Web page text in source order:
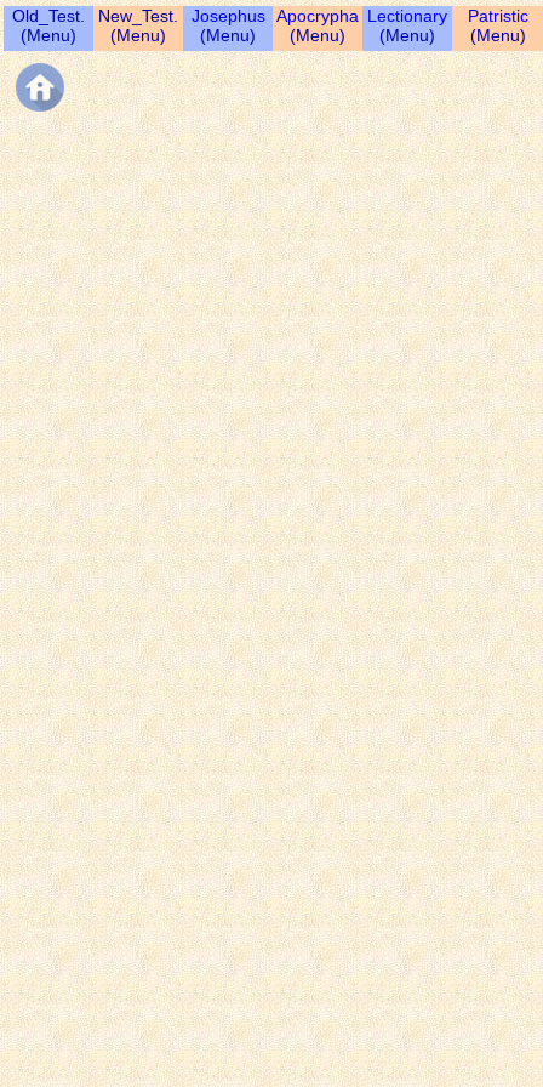
Old_Test.
(Menu)
New_Test.
(Menu)
Josephus
(Menu)
Apocrypha
(Menu)
Lectionary
(Menu)
Patristic
(Menu)